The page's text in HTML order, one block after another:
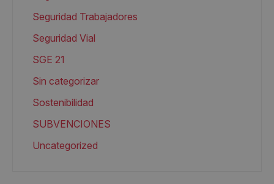
Seguridad Trabajadores
Seguridad Vial
SGE 21
Sin categorizar
Sostenibilidad
SUBVENCIONES
Uncategorized